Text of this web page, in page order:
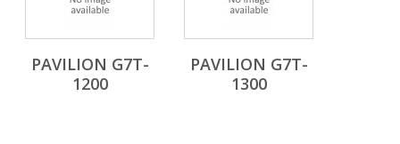
PAVILION G7T-
1200
PAVILION G7T-
1300